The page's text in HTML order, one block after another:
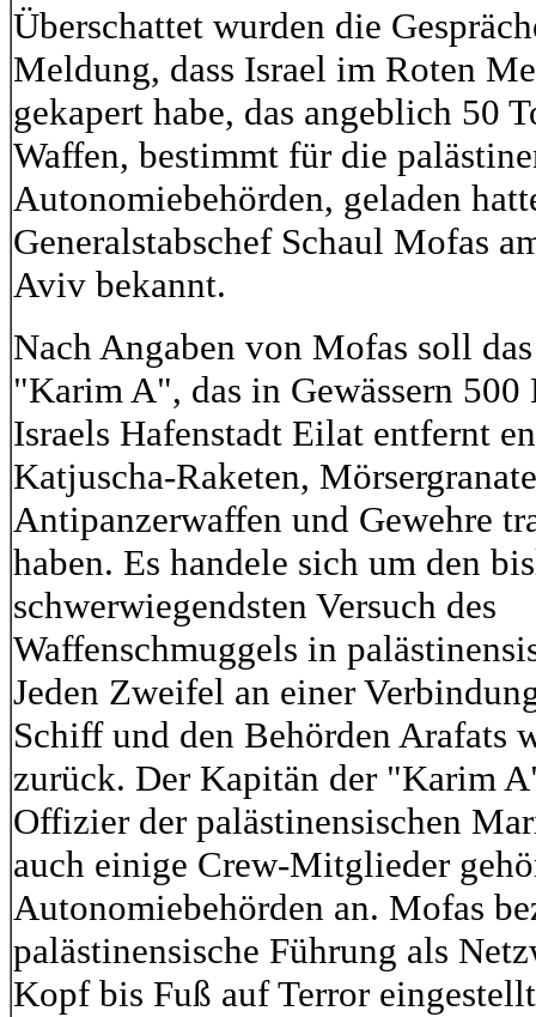
Überschattet wurden die
Meldung, dass Israel im Roten
gekapert habe, das angeblich 50
Waffen, bestimmt für die
Autonomiebehörden, geladen
Generalstabschef Schaul Mofas
Aviv bekannt.
Nach Angaben von Mofas soll
"Karim A", das in Gewässern
Israels Hafenstadt Eilat entfernt
Katjuscha-Raketen,
Antipanzerwaffen und Gewehre
haben. Es handele sich um den
schwerwiegendsten Versuch des
Waffenschmuggels in
Jeden Zweifel an einer
Schiff und den Behörden Arafats
zurück. Der Kapitän der "Karim
Offizier der palästinensischen
auch einige Crew-Mitglieder
Autonomiebehörden an. Mofas
palästinensische Führung als
Kopf bis Fuß auf Terror